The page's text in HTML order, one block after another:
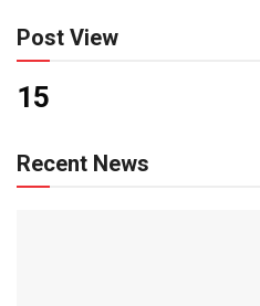
Post View
15
Recent News